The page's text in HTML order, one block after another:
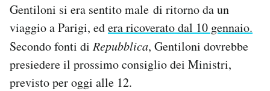
AREA PERSONALE
Area Personale
Newsletter
Notifiche mobile
Regala il Post
Gentiloni si era sentito male di ritorno da un
viaggio a Parigi, edera ricoverato dal 10 gennaio.
Secondo fonti di Repubblica, Gentiloni dovrebbe
presiedere il prossimo consiglio dei Ministri,
previsto per oggi alle 12.